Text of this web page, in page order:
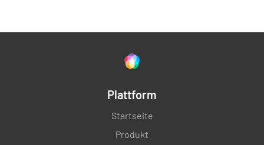
Plattform
Startseite
Produkt